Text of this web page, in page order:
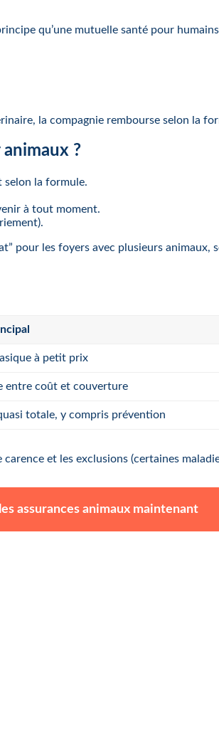
qu’une mutuelle santé pour
la compagnie rembourse selon la
?
selon la formule.
à tout moment.
pour les foyers avec plusieurs animaux,
à petit prix
entre coût et couverture
totale, y compris prévention
et les exclusions (certaines
assurances animaux maintenant